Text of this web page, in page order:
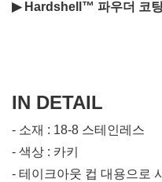
▶Hardshell ™ 파우더 코
IN DETAIL
- 소재 : 18-8 스테인레스
- 색상 : 카키
- 테이크아웃 컵 대용으로